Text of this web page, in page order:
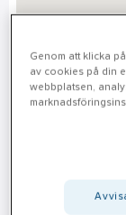
Vendelsövägen 19
Genom att klicka
av cookies på din
webbplatsen,